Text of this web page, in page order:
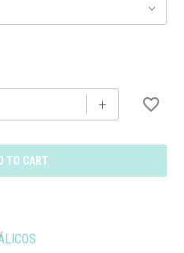
+
TO CART